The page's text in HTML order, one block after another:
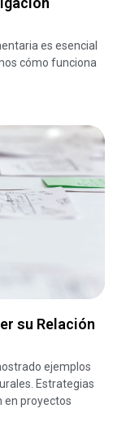
es esencial
cómo funciona
su Relación
ejemplos
Estrategias
en proyectos